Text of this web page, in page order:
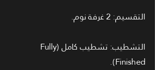
التقسيم: 2 غرفة نوم.
التشطيب: تشطيب كامل (Fully
Finished).